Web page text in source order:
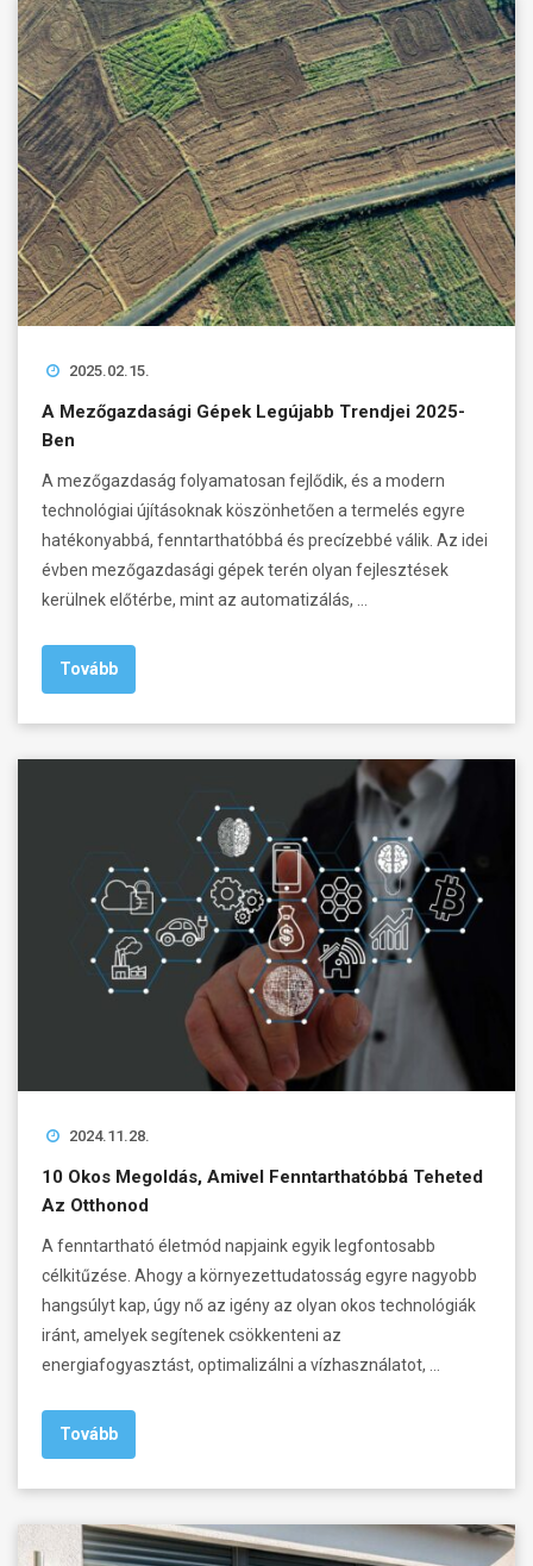
2025.02.15.
A Mezőgazdasági Gépek Legújabb Trendjei 2025-
Ben
A mezőgazdaság folyamatosan fejlődik, és a modern
technológiai újításoknak köszönhetően a termelés egyre
hatékonyabbá, fenntarthatóbbá és precízebbé válik. Az idei
évben mezőgazdasági gépek terén olyan fejlesztések
kerülnek előtérbe, mint az automatizálás, …
Tovább
2024.11.28.
10 Okos Megoldás, Amivel Fenntarthatóbbá Teheted
Az Otthonod
A fenntartható életmód napjaink egyik legfontosabb
célkitűzése. Ahogy a környezettudatosság egyre nagyobb
hangsúlyt kap, úgy nő az igény az olyan okos technológiák
iránt, amelyek segítenek csökkenteni az
energiafogyasztást, optimalizálni a vízhasználatot, …
Tovább